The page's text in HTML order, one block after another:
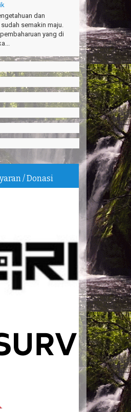
dan
semakin maju.
yang di
/ Donasi